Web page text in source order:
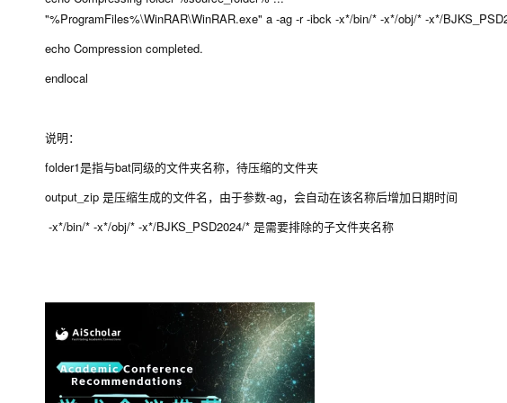
"%ProgramFiles%\WinRAR\WinRAR.exe" a -ag -r -ibck -x*/bin/* -x*/obj/* -x*/
echo Compression completed.
endlocal
说明：
folder1是指与bat同级的文件夹名称，待压缩的文件夹
output_zip 是压缩生成的文件名，由于参数-ag，会自动在该名称后增加日期时间
-x*/bin/* -x*/obj/* -x*/BJKS_PSD2024/* 是需要排除的子文件夹名称